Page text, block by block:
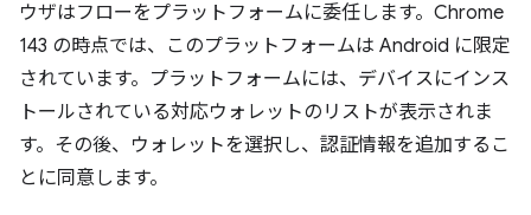
ウザはフローをプラットフォームに委任します。Chrome
143 の時点では、このプラットフォームは Android に限定
されています。プラットフォームには、デバイスにインス
トールされている対応ウォレットのリストが表示されま
す。その後、ウォレットを選択し、認証情報を追加するこ
とに同意します。